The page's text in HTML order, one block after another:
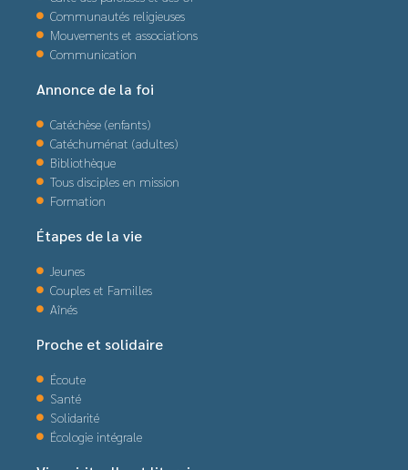
Communautés religieuses
Mouvements et associations
Communication
Annonce de la foi
Catéchèse (enfants)
Catéchuménat (adultes)
Bibliothèque
Tous disciples en mission
Formation
Étapes de la vie
Jeunes
Couples et Familles
Aînés
Proche et solidaire
Écoute
Santé
Solidarité
Écologie intégrale